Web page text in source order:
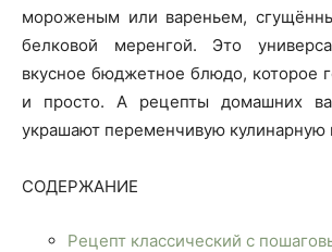
мороженым или вареньем,
белковой меренгой. Это
вкусное бюджетное блюдо, которое
и просто. А рецепты домашних
украшают переменчивую кулинарную
СОДЕРЖАНИЕ
Рецепт классический с